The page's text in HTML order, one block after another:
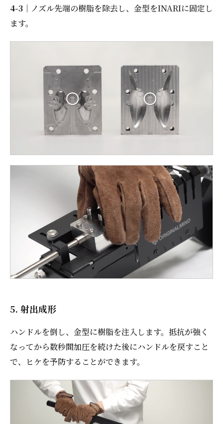
4-3 ｜ノズル先端の樹脂を除去し、金型をINARIに固定し
ます。
5. 射出成形
ハンドルを倒し、金型に樹脂を注入します。抵抗が強く
なってから数秒間加圧を続けた後にハンドルを戻すこと
で、ヒケを予防することができます。